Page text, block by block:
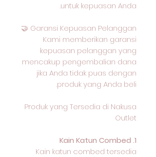
untuk kepuasan Anda.
Garansi Kepuasan Pelanggan 🤝
Kami memberikan garansi
kepuasan pelanggan yang
mencakup pengembalian dana
jika Anda tidak puas dengan
produk yang Anda beli.
Produk yang Tersedia di Nakusa
Outlet
1. Kain Katun Combed
Kain katun combed tersedia